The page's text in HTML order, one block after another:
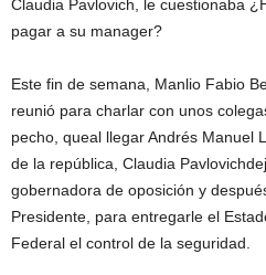
Claudia Pavlovich, le cuestionaba
pagar a su manager?
Este fin de semana, Manlio Fabio
reunió para charlar con unos
pecho, queal llegar Andrés Manuel
de la república, Claudia
gobernadora de oposición y
Presidente, para entregarle el
Federal el control de la seguridad.